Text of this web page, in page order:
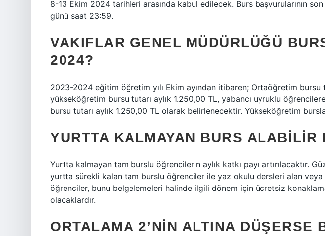
8-13 Ekim 2024 tarihleri ​​arasında kabul edilecek. Burs başvurularının
günü saat 23:59.
VAKIFLAR GENEL MÜDÜRLÜĞÜ
2024?
2023-2024 eğitim öğretim yılı Ekim ayından itibaren; Ortaöğretim bursu
yükseköğretim bursu tutarı aylık 1.250,00 TL, yabancı uyruklu
bursu tutarı aylık 1.250,00 TL olarak belirlenecektir. Yükseköğretim
YURTTA KALMAYAN BURS ALABILIR
Yurtta kalmayan tam burslu öğrencilerin aylık katkı payı artırılacaktır.
yurtta sürekli kalan tam burslu öğrenciler ile yaz okulu dersleri alan veya
öğrenciler, bunu belgelemeleri halinde ilgili dönem için ücretsiz
olacaklardır.
ORTALAMA 2’NIN ALTINA DÜŞERSE